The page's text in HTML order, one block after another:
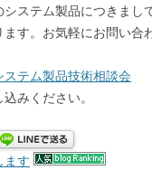
ステム製品につきまし
す。お気軽にお問い合
テム製品技術相談会
みください。
ます